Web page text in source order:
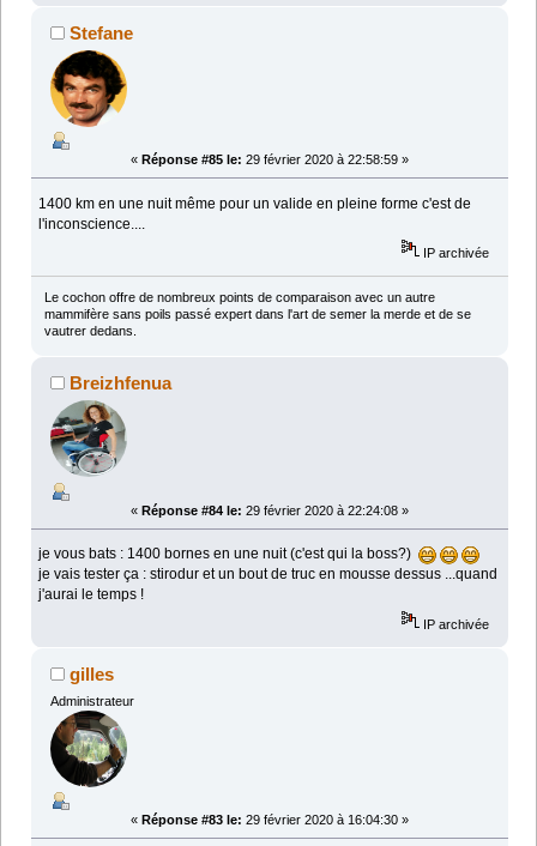
Stefane
« Réponse #85 le: 29 février 2020 à 22:58:59 »
1400 km en une nuit même pour un valide en pleine forme c'est de
l'inconscience....
IP archivée
Le cochon offre de nombreux points de comparaison avec un autre
mammifère sans poils passé expert dans l'art de semer la merde et de se
vautrer dedans.
Breizhfenua
« Réponse #84 le: 29 février 2020 à 22:24:08 »
je vous bats : 1400 bornes en une nuit (c'est qui la boss?)
je vais tester ça : stirodur et un bout de truc en mousse dessus ...quand
j'aurai le temps !
IP archivée
gilles
Administrateur
« Réponse #83 le: 29 février 2020 à 16:04:30 »